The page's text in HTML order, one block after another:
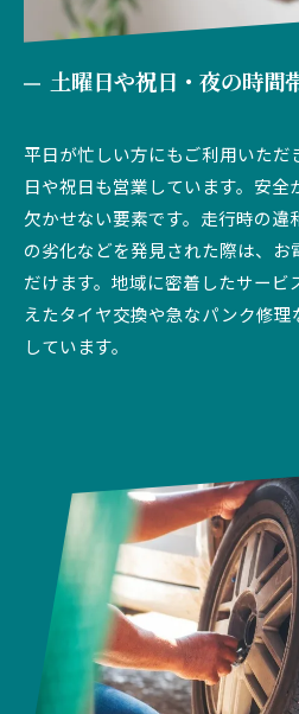
土曜日や祝日・夜の時間
平日が忙しい方にもご利用いた
日や祝日も営業しています。安
欠かせない要素です。走行時の違
の劣化などを発見された際は、お
だけます。地域に密着したサービ
えたタイヤ交換や急なパンク修
しています。